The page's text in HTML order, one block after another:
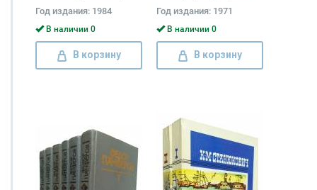
Год издания: 1984
В наличии 0
В корзину
Год издания: 1971
В наличии 0
В корзину